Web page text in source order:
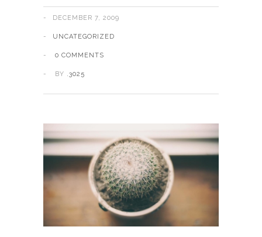
DECEMBER 7, 2009
UNCATEGORIZED
0 COMMENTS
BY .3025